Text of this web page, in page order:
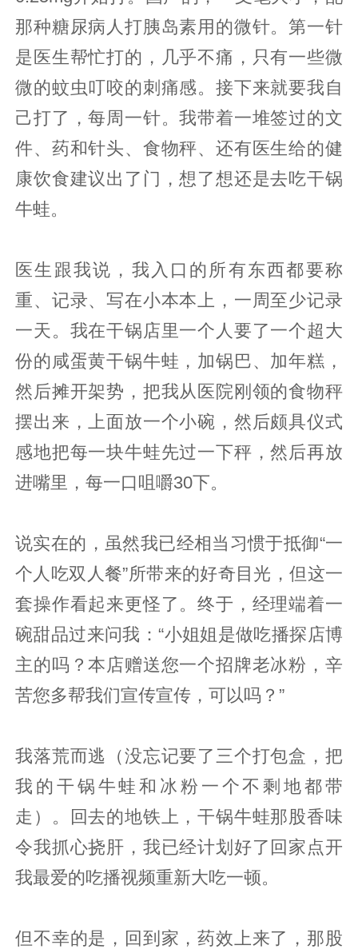
那种糖尿病人打胰岛素用的微针。第一针
是医生帮忙打的，几乎不痛，只有一些微
微的蚊虫叮咬的刺痛感。接下来就要我自
己打了，每周一针。我带着一堆签过的文
件、药和针头、食物秤、还有医生给的健
康饮食建议出了门，想了想还是去吃干锅
牛蛙。
医生跟我说，我入口的所有东西都要称
重、记录、写在小本本上，一周至少记录
一天。我在干锅店里一个人要了一个超大
份的咸蛋黄干锅牛蛙，加锅巴、加年糕，
然后摊开架势，把我从医院刚领的食物秤
摆出来，上面放一个小碗，然后颇具仪式
感地把每一块牛蛙先过一下秤，然后再放
进嘴里，每一口咀嚼30下。
说实在的，虽然我已经相当习惯于抵御“一
个人吃双人餐”所带来的好奇目光，但这一
套操作看起来更怪了。终于，经理端着一
碗甜品过来问我：“小姐姐是做吃播探店博
主的吗？本店赠送您一个招牌老冰粉，辛
苦您多帮我们宣传宣传，可以吗？”
我落荒而逃（没忘记要了三个打包盒，把
我的干锅牛蛙和冰粉一个不剩地都带
走）。回去的地铁上，干锅牛蛙那股香味
令我抓心挠肝，我已经计划好了回家点开
我最爱的吃播视频重新大吃一顿。
但不幸的是，回到家，药效上来了，那股